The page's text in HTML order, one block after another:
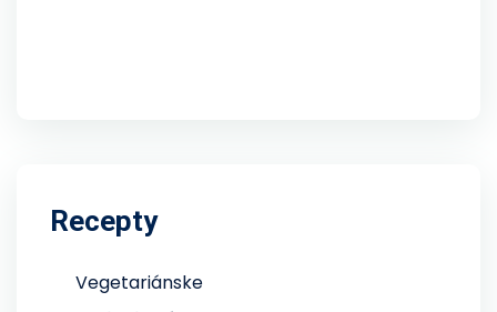
Recepty
Vegetariánske